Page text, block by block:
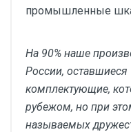
промышленные
На 90% наше
России,
комплектующие,
рубежом, но при
называемых